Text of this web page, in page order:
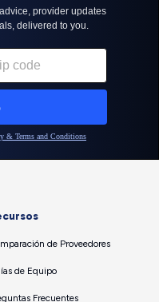
de Proveedores
de Equipo
Frecuentes